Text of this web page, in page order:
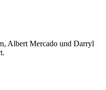
Albert Mercado und Darryl